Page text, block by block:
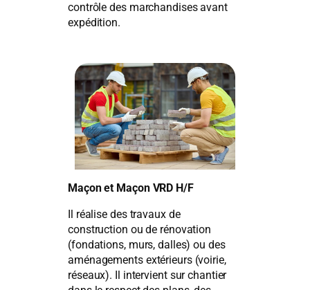
contrôle des marchandises avant
expédition.
Maçon et Maçon VRD H/F
Il réalise des travaux de
construction ou de rénovation
(fondations, murs, dalles) ou des
aménagements extérieurs (voirie,
réseaux). Il intervient sur chantier